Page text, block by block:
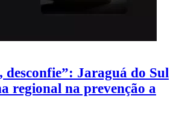
desconfie”: Jaraguá do Sul
regional na prevenção a